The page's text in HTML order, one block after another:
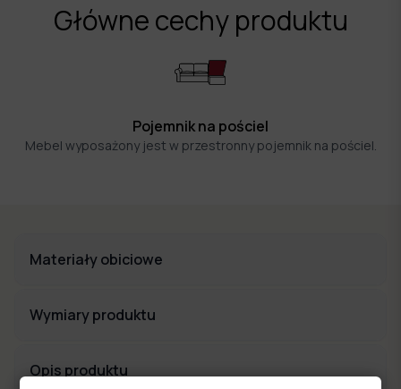
Główne cechy produktu
Pojemnik na pościel
Mebel wyposażony jest w przestronny pojemnik na pościel.
Materiały obiciowe
Wymiary produktu
Opis produktu